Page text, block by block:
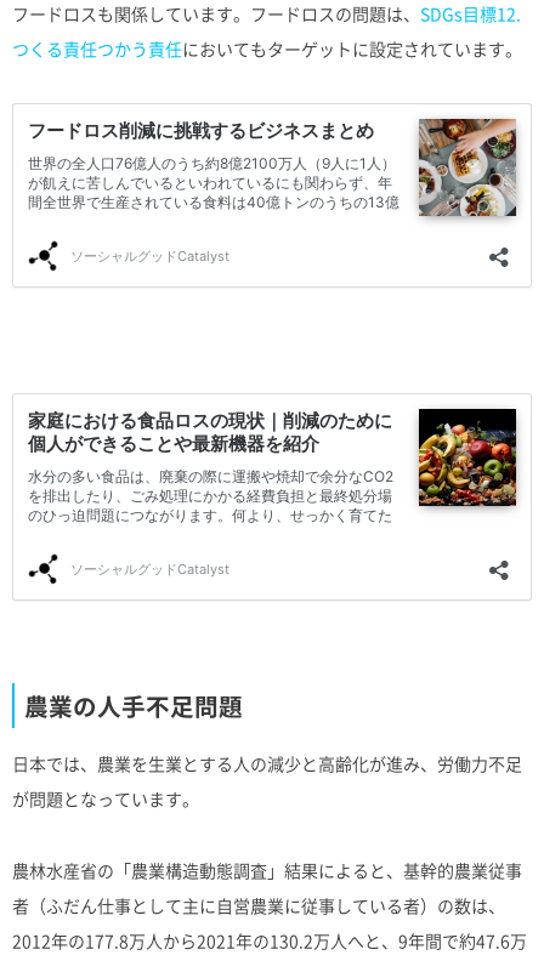
フードロスも関係しています。フードロスの問題は、 SDGs目標12.
つくる責任つかう責任においてもターゲットに設定されています。
農業の人手不足問題
日本では、農業を生業とする人の減少と高齢化が進み、労働力不足
が問題となっています。
農林水産省の「農業構造動態調査」結果によると、基幹的農業従事
者（ふだん仕事として主に自営農業に従事している者）の数は、
2012年の177.8万人から2021年の130.2万人へと、9年間で約47.6万